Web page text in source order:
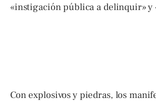
«instigación pública a delinquir» y
Con explosivos y piedras, los